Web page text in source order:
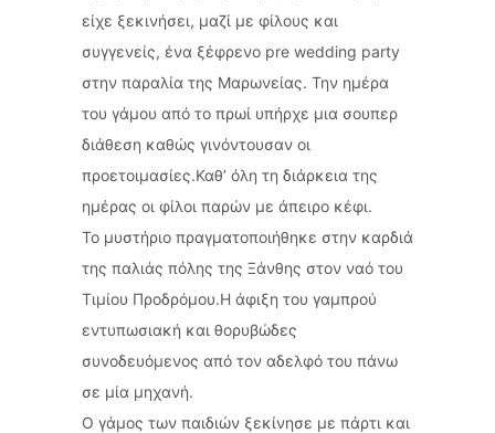
είχε ξεκινήσει, μαζί με φίλους και
συγγενείς, ένα ξέφρενο pre wedding party
στην παραλία της Μαρωνείας. Την ημέρα
του γάμου από το πρωί υπήρχε μια σουπερ
διάθεση καθώς γινόντουσαν οι
προετοιμασίες.Καθ’ όλη τη διάρκεια της
ημέρας οι φίλοι παρών με άπειρο κέφι.
Το μυστήριο πραγματοποιήθηκε στην καρδιά
της παλιάς πόλης της Ξάνθης στον ναό του
Τιμίου Προδρόμου.Η άφιξη του γαμπρού
εντυπωσιακή και θορυβώδες
συνοδευόμενος από τον αδελφό του πάνω
σε μία μηχανή.
Ο γάμος των παιδιών ξεκίνησε με πάρτι και